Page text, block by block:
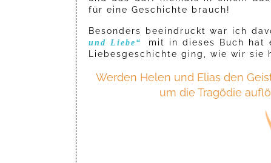
für eine Geschichte brauch!
Besonders beeindruckt war ich
und Liebe“
mit in dieses Buch hat
Liebesgeschichte ging, wie wir
Werden Helen und Elias den
um die Tragödie